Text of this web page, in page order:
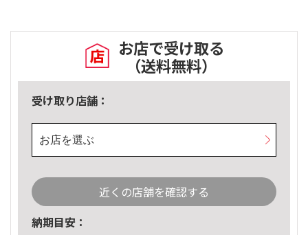
お店で受け取る
（送料無料）
受け取り店舗：
お店を選ぶ
近くの店舗を確認する
納期目安：